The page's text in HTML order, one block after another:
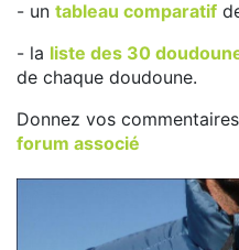
- un tableau comparatif
- la liste des 30
de chaque doudoune.
Donnez vos
forum associé